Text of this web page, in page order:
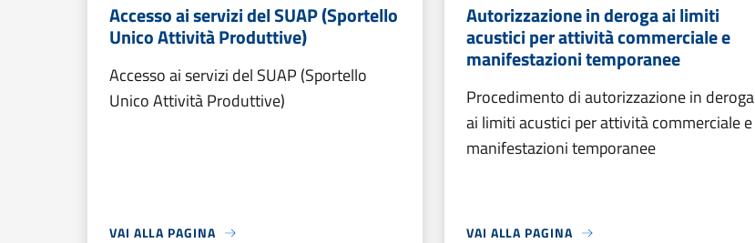
Accesso ai servizi del SUAP (Sportello
Unico Attività Produttive)
Accesso ai servizi del SUAP (Sportello
Unico Attività Produttive)
VAI ALLA PAGINA
Autorizzazione in deroga ai limiti
acustici per attività commerciale e
manifestazioni temporanee
Procedimento di autorizzazione in deroga
ai limiti acustici per attività commerciale e
manifestazioni temporanee
VAI ALLA PAGINA